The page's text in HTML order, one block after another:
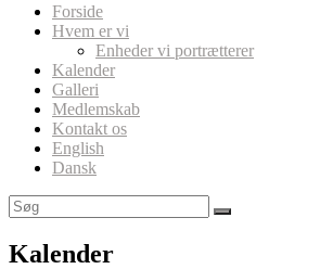
Forside
Hvem er vi
Enheder vi portrætterer
Kalender
Galleri
Medlemskab
Kontakt os
English
Dansk
Kalender